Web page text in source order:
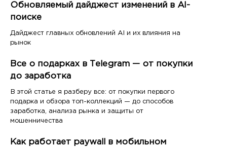
Обновляемый дайджест изменений в AI-
поиске
Дайджест главных обновлений AI и их влияния на
рынок
Все о подарках в Telegram — от покупки
до заработка
В этой статье я разберу все: от покупки первого
подарка и обзора топ-коллекций — до способов
заработка, анализа рынка и защиты от
мошенничества
Как работает paywall в мобильном